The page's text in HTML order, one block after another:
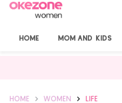
HOME MOM AND KIDS
HOME WOMEN LIFE